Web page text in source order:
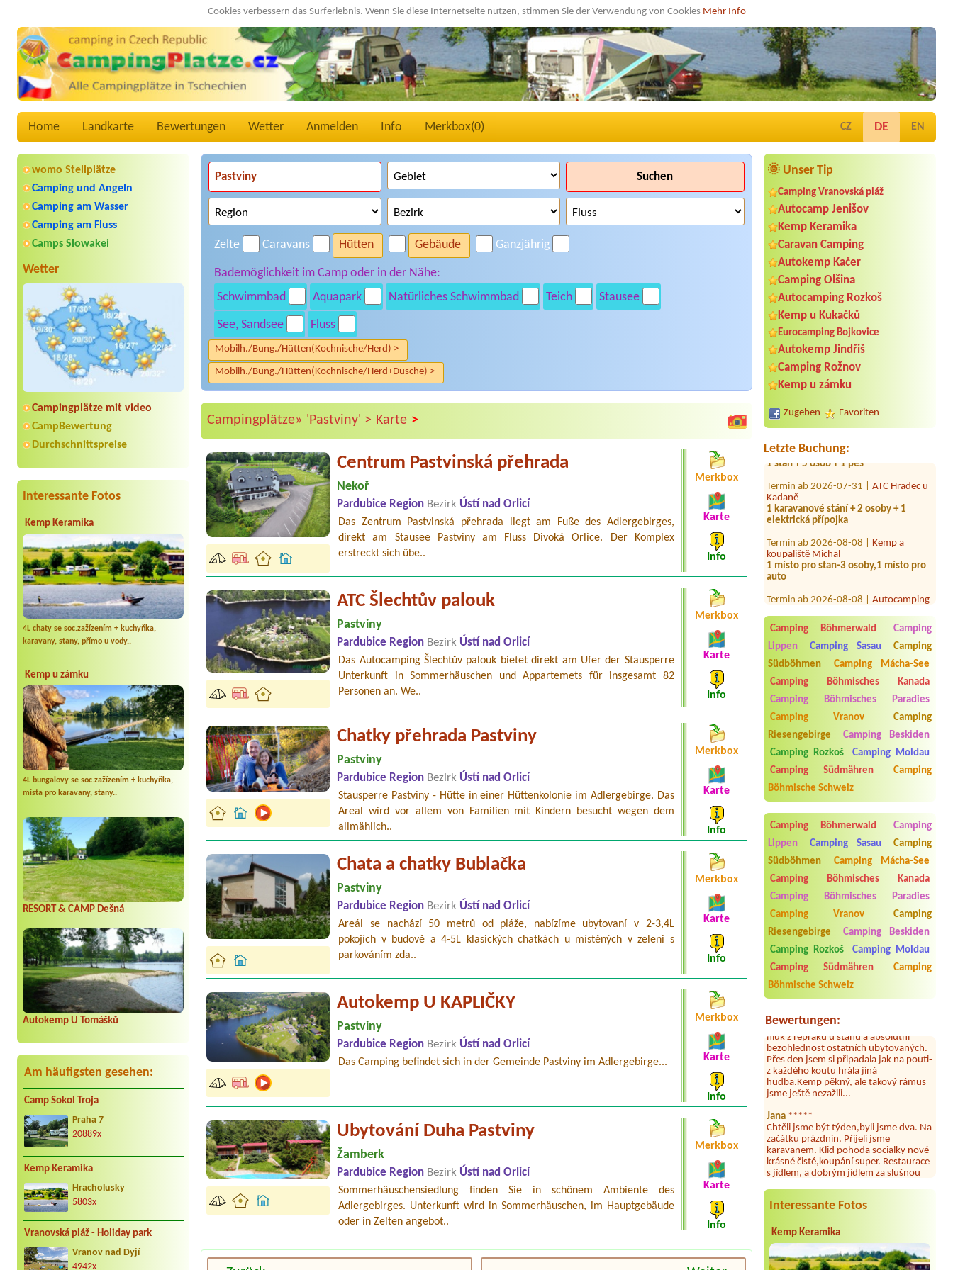
Cookies verbessern das Surferlebnis. Wenn Sie diese Internetseite nutzen, stimmen Sie der Verwendung von Cookies Mehr Info
Home Landkarte Bewertungen Wetter Anmelden Info Merkbox(0) CZ DE EN
womo Stellplätze
Camping und Angeln
Camping am Wasser
Camping am Fluss
Camps Slowakei
Wetter
Campingplätze mit video
CampBewertung
Durchschnittspreise
Interessante Fotos
Kemp Keramika
4L chaty se soc.zažízením + kuchyňka,
karavany, stany, přímo u vody..
Kemp u zámku
4L bungalovy se soc.zažízením + kuchyňka,
místa pro karavany, stany..
RESORT & CAMP Dešná
Autokemp U Tomášků
Am häufigsten gesehen:
Camp Sokol Troja
Praha 7
20889x
Kemp Keramika
Hracholusky
5803x
Vranovská pláž - Holiday park
Vranov nad Dyjí
4942x
🌞 Unser Tip
Camping Vranovská pláž
Autocamp Jenišov
Kemp Keramika
Caravan Camping
Autokemp Kačer
Camping Olšina
Autocamping Rozkoš
Kemp u Kukačků
Eurocamping Bojkovice
Autokemp Jindřiš
Camping Rožnov
Kemp u zámku
Zugeben Favoriten
Letzte Buchung:
Termin ab 2026-08-07 |
jezera Chmelař
Termin ab 2026-08-08 |
2 místa pro stany, 5 lidí, 1 auto
Termin ab 2026-08-01 |Kemp a
Ubytovna Vltavan
1 stan + 5 osob + 1 pes--
Kadaně
1 karavanové stání + 2 osoby + 1
elektrická přípojka
koupaliště Michal
1 místo pro stan-3 osoby,1 místo pro
auto
Pod Černým lesem
Termin ab 2026-07-29 |Kemp Ahoj
Misto pro 7 stanu, přístřešek,25
Termin ab 2026-07-31 |Kemp Václav
Termin ab 2026-07-31 |Autokemp
Bílina Kyselka
4l chata
Termin ab 2026-08-15 |
Kemp
Podskalí
chatka pro 3 osoby
Camping Böhmerwald
Camping
Lippen
Camping Sasau
Camping
Südböhmen
Camping Mácha-See
Camping Böhmisches Kanada
Camping Böhmisches Paradies
Camping Vranov
Camping
Riesengebirge
Camping Beskiden
Camping Rozkoš
Camping Moldau
Camping Südmähren
Camping
Böhmische Schweiz
Camping Böhmerwald
Camping
Lippen
Camping Sasau
Camping
Südböhmen
Camping Mácha-See
Camping Böhmisches Kanada
Camping Böhmisches Paradies
Camping Vranov
Camping
Riesengebirge
Camping Beskiden
Camping Rozkoš
Camping Moldau
Camping Südmähren
Camping
Böhmische Schweiz
Bewertungen:
Byli jsme zde v týdnu od 25.7. do 1.8.
2026. Kemp jako takový je pěkný. V
umývárně i na WC bylo vždy čisto,
doplněný papír i utěrky, což při
množství návštěvníků není
Co nás ale velice zklamalo byl celodenní
hluk z repráků u stanů a absolutní
bezohlednost ostatních ubytovaných.
Přes den jsem si připadala jak na pouti-
z každého koutu hrála jiná
hudba.Kemp pěkný, ale takový rámus
jsme ještě nezažili...
Chtěli jsme být týden,byli jsme dva. Na
začátku prázdnin. Přijeli jsme
karavanem. Klid pohoda socialky nové
krásné čisté,koupání super. Restaurace
s jídlem, a dobrým jídlem za slušnou
cenu na dosah, a spoustu možností na
Byli jsme zde s dětmi na 5 nocí,
výborné vybavení kempu, čisto všude.
Výborná káva, mošt i víno a další.Milí
hostitelé, vždy usměvaví a ochotní,
Interessante Fotos
Kemp Keramika
Suchen
Zelte Caravans Hütten Gebäude Ganzjährig
Bademöglichkeit im Camp oder in der Nähe:
Schwimmbad
Aquapark Natürliches Schwimmbad Teich Stausee
See, Sandsee Fluss
Mobilh./Bung./Hütten(Kochnische/Herd) >
Mobilh./Bung./Hütten(Kochnische/Herd+Dusche) >
Campingplätze» 'Pastviny' > Karte >
Centrum Pastvinská přehrada
Nekoř
Pardubice Region Bezirk Ústí nad Orlicí
Das Zentrum Pastvinská přehrada liegt am Fuße des Adlergebirges,
direkt am Stausee Pastviny am Fluss Divoká Orlice. Der Komplex
erstreckt sich übe..
Merkbox
Karte
Info
ATC Šlechtův palouk
Pastviny
Pardubice Region Bezirk Ústí nad Orlicí
Das Autocamping Šlechtův palouk bietet direkt am Ufer der Stausperre
Unterkunft in Sommerhäuschen und Appartemets für insgesamt 82
Personen an. We..
Merkbox
Karte
Info
Chatky přehrada Pastviny
Pastviny
Pardubice Region Bezirk Ústí nad Orlicí
Stausperre Pastviny - Hütte in einer Hüttenkolonie im Adlergebirge. Das
Areal wird vor allem von Familien mit Kindern besucht wegen dem
allmählich..
Merkbox
Karte
Info
Chata a chatky Bublačka
Pastviny
Pardubice Region Bezirk Ústí nad Orlicí
Areál se nachází 50 metrů od pláže, nabízíme ubytovaní v 2-3,4L
pokojích v budově a 4-5L klasických chatkách u místěných v zeleni s
parkováním zda..
Merkbox
Karte
Info
Autokemp U KAPLIČKY
Pastviny
Pardubice Region Bezirk Ústí nad Orlicí
Das Camping befindet sich in der Gemeinde Pastviny im Adlergebirge...
Merkbox
Karte
Info
Ubytování Duha Pastviny
Žamberk
Pardubice Region Bezirk Ústí nad Orlicí
Sommerhäuschensiedlung finden Sie in schönem Ambiente des
Adlergebirges. Unterkunft wird in Sommerhäuschen, im Hauptgebäude
oder in Zelten angebot..
Merkbox
Karte
Info